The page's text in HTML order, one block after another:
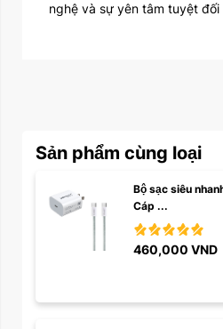
nghệ và sự yên tâm tuyệt
Sản phẩm cùng loại
Bộ sạc siêu
Cáp ...
460,000 VND